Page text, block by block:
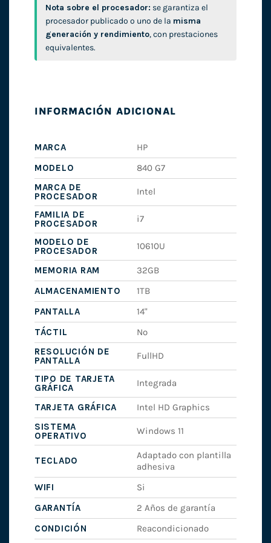
Nota sobre el procesador: se garantiza el
procesador publicado o uno de la misma
generación y rendimiento, con prestaciones
equivalentes.
INFORMACIÓN ADICIONAL
MARCA
HP
MODELO
840 G7
MARCA DE
PROCESADOR
Intel
FAMILIA DE
PROCESADOR
i7
MODELO DE
PROCESADOR
10610U
MEMORIA RAM
32GB
ALMACENAMIENTO
1TB
PANTALLA
14"
TÁCTIL
No
RESOLUCIÓN DE
PANTALLA
FullHD
TIPO DE TARJETA
GRÁFICA
Integrada
TARJETA GRÁFICA
Intel HD Graphics
SISTEMA
OPERATIVO
Windows 11
TECLADO
Adaptado con plantilla
adhesiva
WIFI
Si
GARANTÍA
2 Años de garantía
CONDICIÓN
Reacondicionado